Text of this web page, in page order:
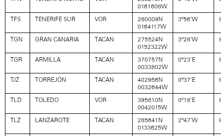
0161608W
TFS TENERIFE SUR VOR
280009N
0164117W
3º56'W
TGN GRAN CANARIA TACAN
275524N
0152322W
3º28'W
TGR ARMILLA TACAN
370757N
0033802W
0º23'E
TJZ TORREJÓN TACAN
402956N
0032644W
0º37'E
TLD TOLEDO VOR
395810N
0042015W
0º18'E
TLZ LANZAROTE TACAN
285641N
0133625W
2º47'W